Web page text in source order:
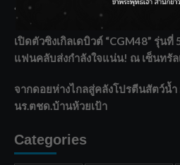
บริหารเชิงรุกลดเสี่ยงน้ำท่วม
เปิดตัวซิงเกิลเดบิวต์ “CGM48” รุ่นที่
แฟนคลับส่งกำลังใจแน่น! ณ เซ็นทรัล
จากดอยห่างไกลสู่คลังโปรตีนสัตว์น้
นร.ตชด.บ้านห้วยเป้า
Categories